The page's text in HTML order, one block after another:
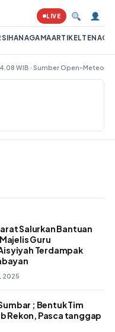
AGAMAARTIKELTENAGA
LIVE
WIB · Sumber Open-Meteo
Salurkan Bantuan
Guru
Terdampak
2025
; Bentuk Tim
Rekon, Pasca tanggap